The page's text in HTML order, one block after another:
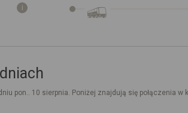
pon.. 10 sierpnia. Poniżej znajdują się połączenia w